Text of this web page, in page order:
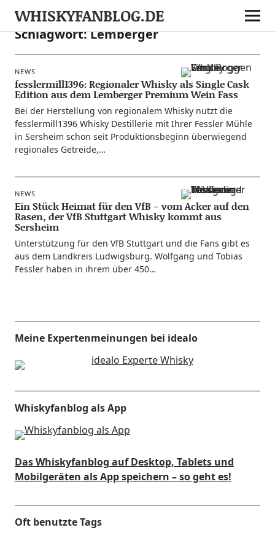
WHISKYFANBLOG.DE
Schlagwort:Lemberger
NEWS
fesslermill1396: Regionaler Whisky als Single Cask
Edition aus dem Lemberger Premium Wein Fass
Bei der Her­stel­lung von regio­na­lem Whis­ky nutzt die
fesslermill1396 Whis­ky Destil­le­rie mit Ihrer Fess­ler Müh­le
in Sers­heim schon seit Pro­duk­ti­ons­be­ginn über­wie­gend
regio­na­les Getreide,…
NEWS
Ein Stück Heimat für den VfB – vom Acker auf den
Rasen, der VfB Stuttgart Whisky kommt aus
Sersheim
Unter­stüt­zung für den VfB Stutt­gart und die Fans gibt es
aus dem Land­kreis Lud­wigs­burg. Wolf­gang und Tobi­as
Fess­ler haben in ihrem über 450…
Meine Expertenmeinungen bei idealo
Whiskyfanblog als App
Das Whiskyfanblog auf Desktop, Tablets und
Mobilgeräten als App speichern – so geht es!
Oft benutzte Tags